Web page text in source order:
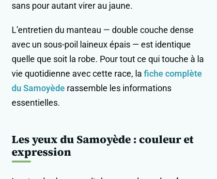
sans pour autant virer au jaune.
L’entretien du manteau — double couche dense
avec un sous-poil laineux épais — est identique
quelle que soit la robe. Pour tout ce qui touche à la
vie quotidienne avec cette race, la fiche complète
du Samoyède rassemble les informations
essentielles.
Les yeux du Samoyède : couleur et
expression